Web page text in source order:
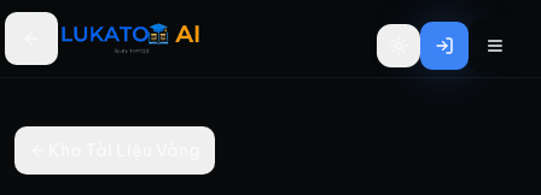
Bỏ qua đến nội dung chính